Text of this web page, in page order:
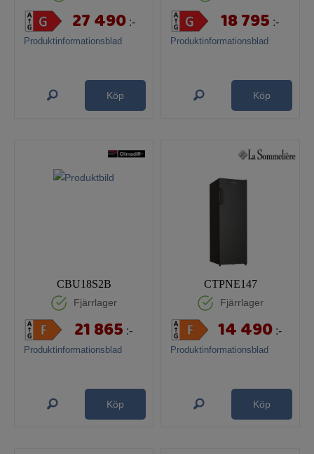
Produktinformationsblad
27 490 :-
Köp
Produktinformationsblad
18 795 :-
Köp
CBU18S2B
Fjärrlager
Produktinformationsblad
21 865 :-
Köp
CTPNE147
Fjärrlager
Produktinformationsblad
14 490 :-
Köp